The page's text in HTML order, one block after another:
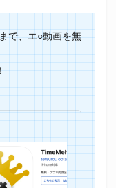
で、エ○動画を無